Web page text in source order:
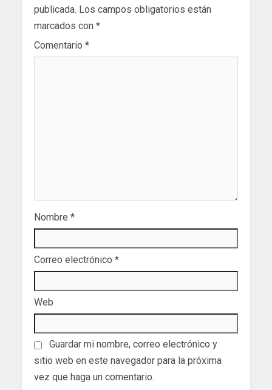
publicada. Los campos obligatorios están
marcados con *
Comentario *
Nombre *
Correo electrónico *
Web
Guardar mi nombre, correo electrónico y
sitio web en este navegador para la próxima
vez que haga un comentario.